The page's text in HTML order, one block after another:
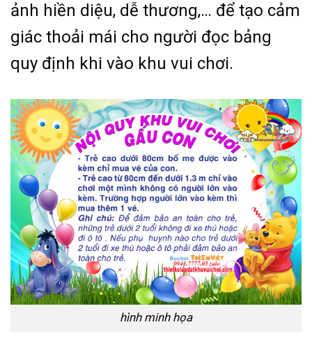
ảnh hiền diệu, dễ thương,… để tạo cảm
giác thoải mái cho người đọc bảng
quy định khi vào khu vui chơi.
hình minh họa